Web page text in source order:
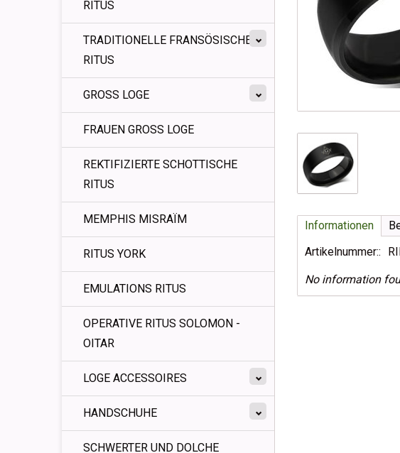
RITUS
TRADITIONELLE FRANSÖSISCHE
RITUS
GROSS LOGE
FRAUEN GROSS LOGE
REKTIFIZIERTE SCHOTTISCHE
RITUS
MEMPHIS MISRAÏM
RITUS YORK
EMULATIONS RITUS
OPERATIVE RITUS SOLOMON -
OITAR
LOGE ACCESSOIRES
HANDSCHUHE
SCHWERTER UND DOLCHE
Informationen
Artikelnummer::
No information